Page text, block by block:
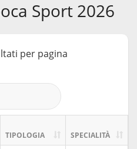
Sport 2026
per pagina
TIPOLOGIA SPECIALITÀ